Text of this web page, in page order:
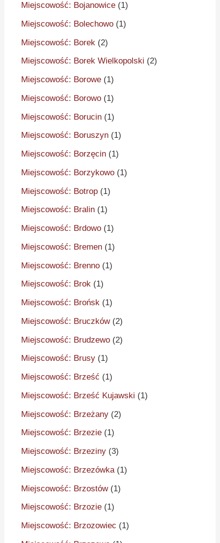
Miejscowość: Bojanowice (1)
Miejscowość: Bolechowo (1)
Miejscowość: Borek (2)
Miejscowość: Borek Wielkopolski (2)
Miejscowość: Borowe (1)
Miejscowość: Borowo (1)
Miejscowość: Borucin (1)
Miejscowość: Boruszyn (1)
Miejscowość: Borzęcin (1)
Miejscowość: Borzykowo (1)
Miejscowość: Botrop (1)
Miejscowość: Bralin (1)
Miejscowość: Brdowo (1)
Miejscowość: Bremen (1)
Miejscowość: Brenno (1)
Miejscowość: Brok (1)
Miejscowość: Brońsk (1)
Miejscowość: Bruczków(2)
Miejscowość: Brudzewo (2)
Miejscowość: Brusy (1)
Miejscowość: Brześć (1)
Miejscowość: Brześć Kujawski (1)
Miejscowość: Brzeżany (2)
Miejscowość: Brzezie (1)
Miejscowość: Brzeziny (3)
Miejscowość: Brzezówka(1)
Miejscowość: Brzostów(1)
Miejscowość: Brzozie (1)
Miejscowość: Brzozowiec (1)